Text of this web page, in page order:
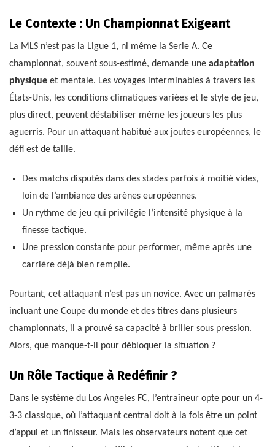
Le Contexte : Un Championnat Exigeant
La MLS n’est pas la Ligue 1, ni même la Serie A. Ce
championnat, souvent sous-estimé, demande une adaptation
physique et mentale. Les voyages interminables à travers les
États-Unis, les conditions climatiques variées et le style de jeu,
plus direct, peuvent déstabiliser même les joueurs les plus
aguerris. Pour un attaquant habitué aux joutes européennes, le
défi est de taille.
Des matchs disputés dans des stades parfois à moitié vides,
loin de l’ambiance des arènes européennes.
Un rythme de jeu qui privilégie l’intensité physique à la
finesse tactique.
Une pression constante pour performer, même après une
carrière déjà bien remplie.
Pourtant, cet attaquant n’est pas un novice. Avec un palmarès
incluant une Coupe du monde et des titres dans plusieurs
championnats, il a prouvé sa capacité à briller sous pression.
Alors, que manque-t-il pour débloquer la situation ?
Un Rôle Tactique à Redéfinir ?
Dans le système du Los Angeles FC, l’entraîneur opte pour un 4-
3-3 classique, où l’attaquant central doit à la fois être un point
d’appui et un finisseur. Mais les observateurs notent que cet